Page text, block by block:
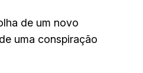
de um novo
uma conspiração